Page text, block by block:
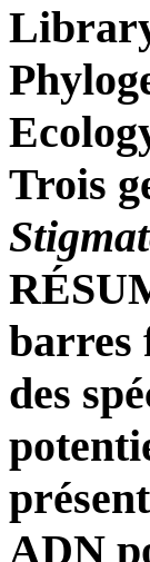
Trois
barres
des
ADN